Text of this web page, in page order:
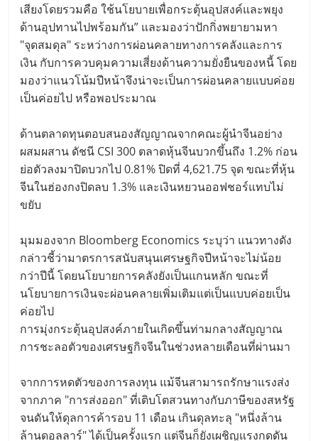
เสียงโดยรวมคือ ใช้นโยบายเพื่อกระตุ้นอุปสงค์และพยุง
ด้านอุปทานไปพร้อมกัน” และมองว่าปักกิ่งพยายามหา
"จุดสมดุล" ระหว่างการผ่อนคลายทางการคลังและการ
เงิน กับการควบคุมความเสี่ยงด้านความยั่งยืนของหนี้ โดย
มองว่าแนวโน้มปีหน้าจึงน่าจะเป็นการผ่อนคลายแบบค่อย
เป็นค่อยไป หรือพอประมาณ
ด้านตลาดทุนตอบสนองสัญญาณจากคณะผู้นำจีนอย่าง
ผสมผสาน ดัชนี CSI 300 ตลาดหุ้นจีนบวกขึ้นถึง 1.2% ก่อน
ย่อตัวลงมาปิดบวกไป 0.81% ปิดที่ 4,621.75 จุด ขณะที่หุ้น
จีนในฮ่องกงปิดลบ 1.3% และเงินหยวนออฟชอร์แทบไม่
ขยับ
มุมมองจาก Bloomberg Economics ระบุว่า แนวทางดัง
กล่าวชี้ว่ามาตรการสนับสนุนเศรษฐกิจปีหน้าจะไม่น้อย
กว่าปีนี้ โดยนโยบายการคลังยังเป็นแกนหลัก ขณะที่
นโยบายการเงินจะผ่อนคลายเพิ่มเติมแต่เป็นแบบค่อยเป็น
ค่อยไป
การมุ่งกระตุ้นอุปสงค์ภายในเกิดขึ้นท่ามกลางสัญญาณ
การชะลอตัวของเศรษฐกิจจีนในช่วงหลายเดือนที่ผ่านมา
จากการหดตัวของการลงทุน แม้จีนสามารถรักษาแรงส่ง
จากภาค "การส่งออก" ที่เติบโตสวนทางกับภาษีของสหรัฐ
จนดันให้ดุลการค้ารอบ 11 เดือน เกินดุลทะลุ "หนึ่งล้าน
ล้านดอลลาร์" ได้เป็นครั้งแรก แต่จีนก็ยังเผชิญแรงกดดัน